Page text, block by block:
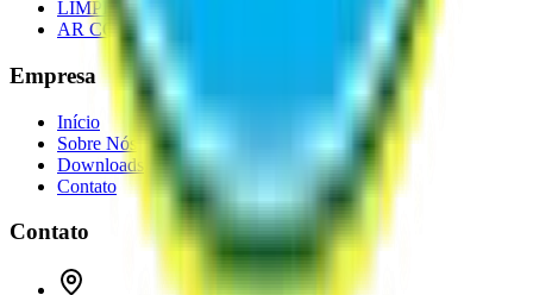
LIMPIEZA E VÁRIOS
AR CONDICIONADO
Empresa
Início
Sobre Nós
Downloads
Contato
Contato